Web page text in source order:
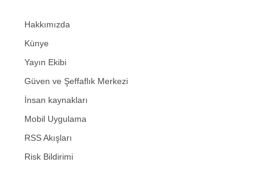
Hakkımızda
Künye
Yayın Ekibi
Güven ve Şeffaflık Merkezi
İnsan kaynakları
Mobil Uygulama
RSS Akışları
Risk Bildirimi